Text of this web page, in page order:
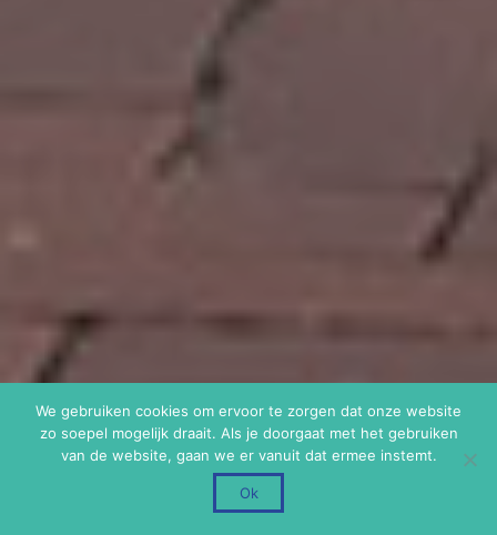
We gebruiken cookies om ervoor te zorgen dat onze website
zo soepel mogelijk draait. Als je doorgaat met het gebruiken
van de website, gaan we er vanuit dat ermee instemt.
Ok